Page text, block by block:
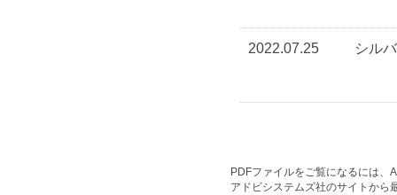
2022.07.25 シル
PDFファイルをご覧になるには、
アドビシステムズ社のサイトから